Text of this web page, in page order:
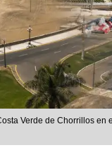
Verde de Chorrillos en